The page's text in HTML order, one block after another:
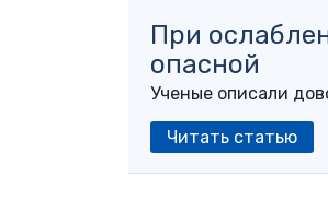
При
опасной
Ученые описали
Читать статью